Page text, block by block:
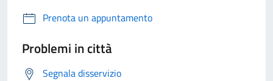
Prenota un appuntamento
Problemi in città
Segnala disservizio